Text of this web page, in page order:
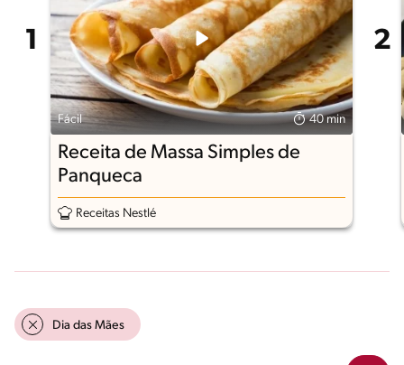
Fácil 40 min
Receita de Massa Simples de
Panqueca
Receitas Nestlé
Dia das Mães